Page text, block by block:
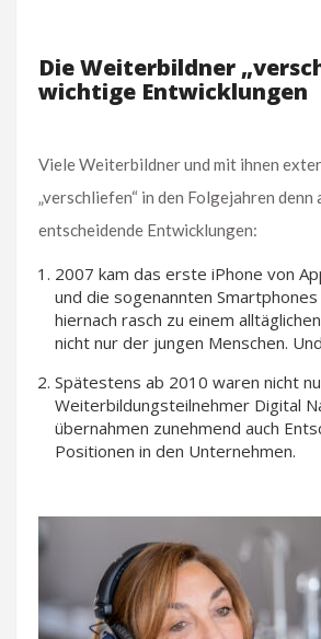
Die Weiterbildner
wichtige Entwicklungen
Viele Weiterbildner und mit ihnen
„verschliefen“ in den Folgejahren denn
entscheidende Entwicklungen:
2007 kam das erste iPhone von
und die sogenannten
hiernach rasch zu einem
nicht nur der jungen Menschen.
Spätestens ab 2010 waren nicht
Weiterbildungsteilnehmer Digital
übernahmen zunehmend auch
Positionen in den Unternehmen.